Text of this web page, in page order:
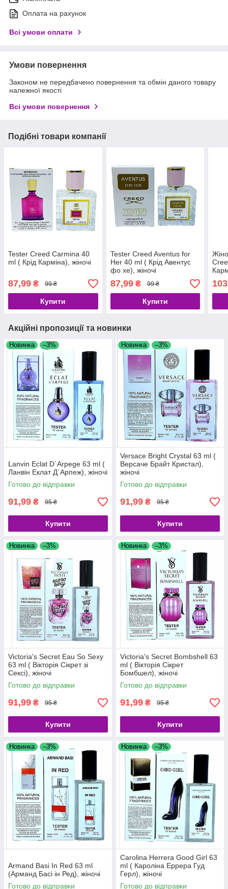
Оплата на рахунок
Всі умови оплати
Умови повернення
Законом не передбачено повернення та обмін даного товару
належної якості
Всі умови повернення
Подібні товари компанії
Tester Creed Carmina 40
ml ( Крід Карміна), жіночі
87,99 ₴ 99 ₴
Купити
Tester Creed Aventus for
Her 40 ml ( Крід Авентус
фо хе), жіночі
87,99₴ 99 ₴
Купити
Акційні пропозиції та новинки
Новинка –3%
Lanvin Eclat D`Arpege 63 ml (
Ланвін Еклат Д`Арпеж), жіночі
Готово до відправки
91,99 ₴ 95 ₴
Купити
Новинка –3%
Versace Bright Crystal 63 ml (
Версаче Брайт Кристал),
жіночі
Готово до відправки
91,99 ₴ 95 ₴
Купити
Новинка –3%
Victoria's Secret Eau So Sexy
63 ml ( Вікторія Сікрет зі
Сексі), жіночі
Готово до відправки
91,99 ₴ 95 ₴
Купити
Новинка –3%
Victoria's Secret Bombshell 63
ml ( Вікторія Сікрет
Бомбшел), жіночі
Готово до відправки
91,99 ₴ 95 ₴
Купити
Новинка –3%
Armand Basi In Red 63 ml
(Арманд Басі ін Ред), жіночі
Готово до відправки
Новинка –3%
Carolina Herrera Good Girl 63
ml ( Кароліна Еррера Гуд
Герл), жіночі
Готово до відправки